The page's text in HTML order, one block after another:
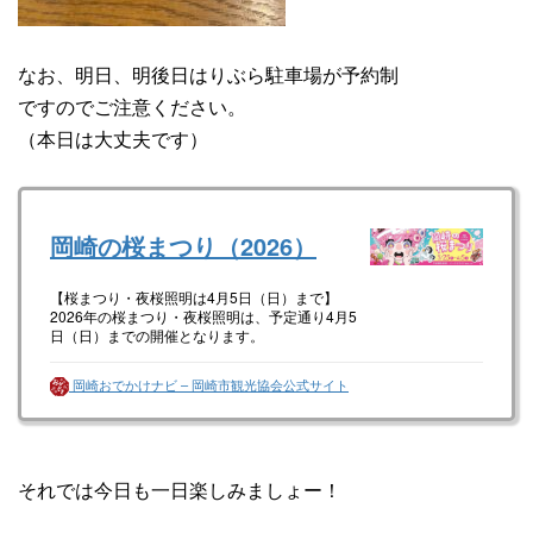
なお、明日、明後日はりぶら駐車場が予約制
ですのでご注意ください。
（本日は大丈夫です）
岡崎の桜まつり（2026）
【桜まつり・夜桜照明は4月5日（日）まで】
2026年の桜まつり・夜桜照明は、予定通り4月5
日（日）までの開催となります。
～～～～～～～～～～～～～～～～～～～～～
～～～～～～～～～～～～～～～～～～～～
2026年3月25日（水）～4月5日（日）
【会場】
岡崎城公園及びその周辺の乙川、伊賀川など
岡崎おでかけナビ – 岡崎市観光協会公式サイト
それでは今日も一日楽しみましょー！